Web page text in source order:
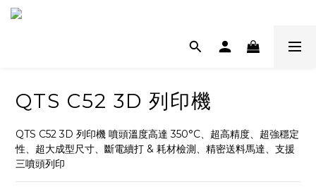
QTS C52 3D 列印機
QTS C52 3D 列印機 噴頭溫度高達 350°C、超高精度、超強穩定
性、超大成型尺寸、斷電續打 & 耗材檢測、精密送料馬達、支援
三噴頭列印